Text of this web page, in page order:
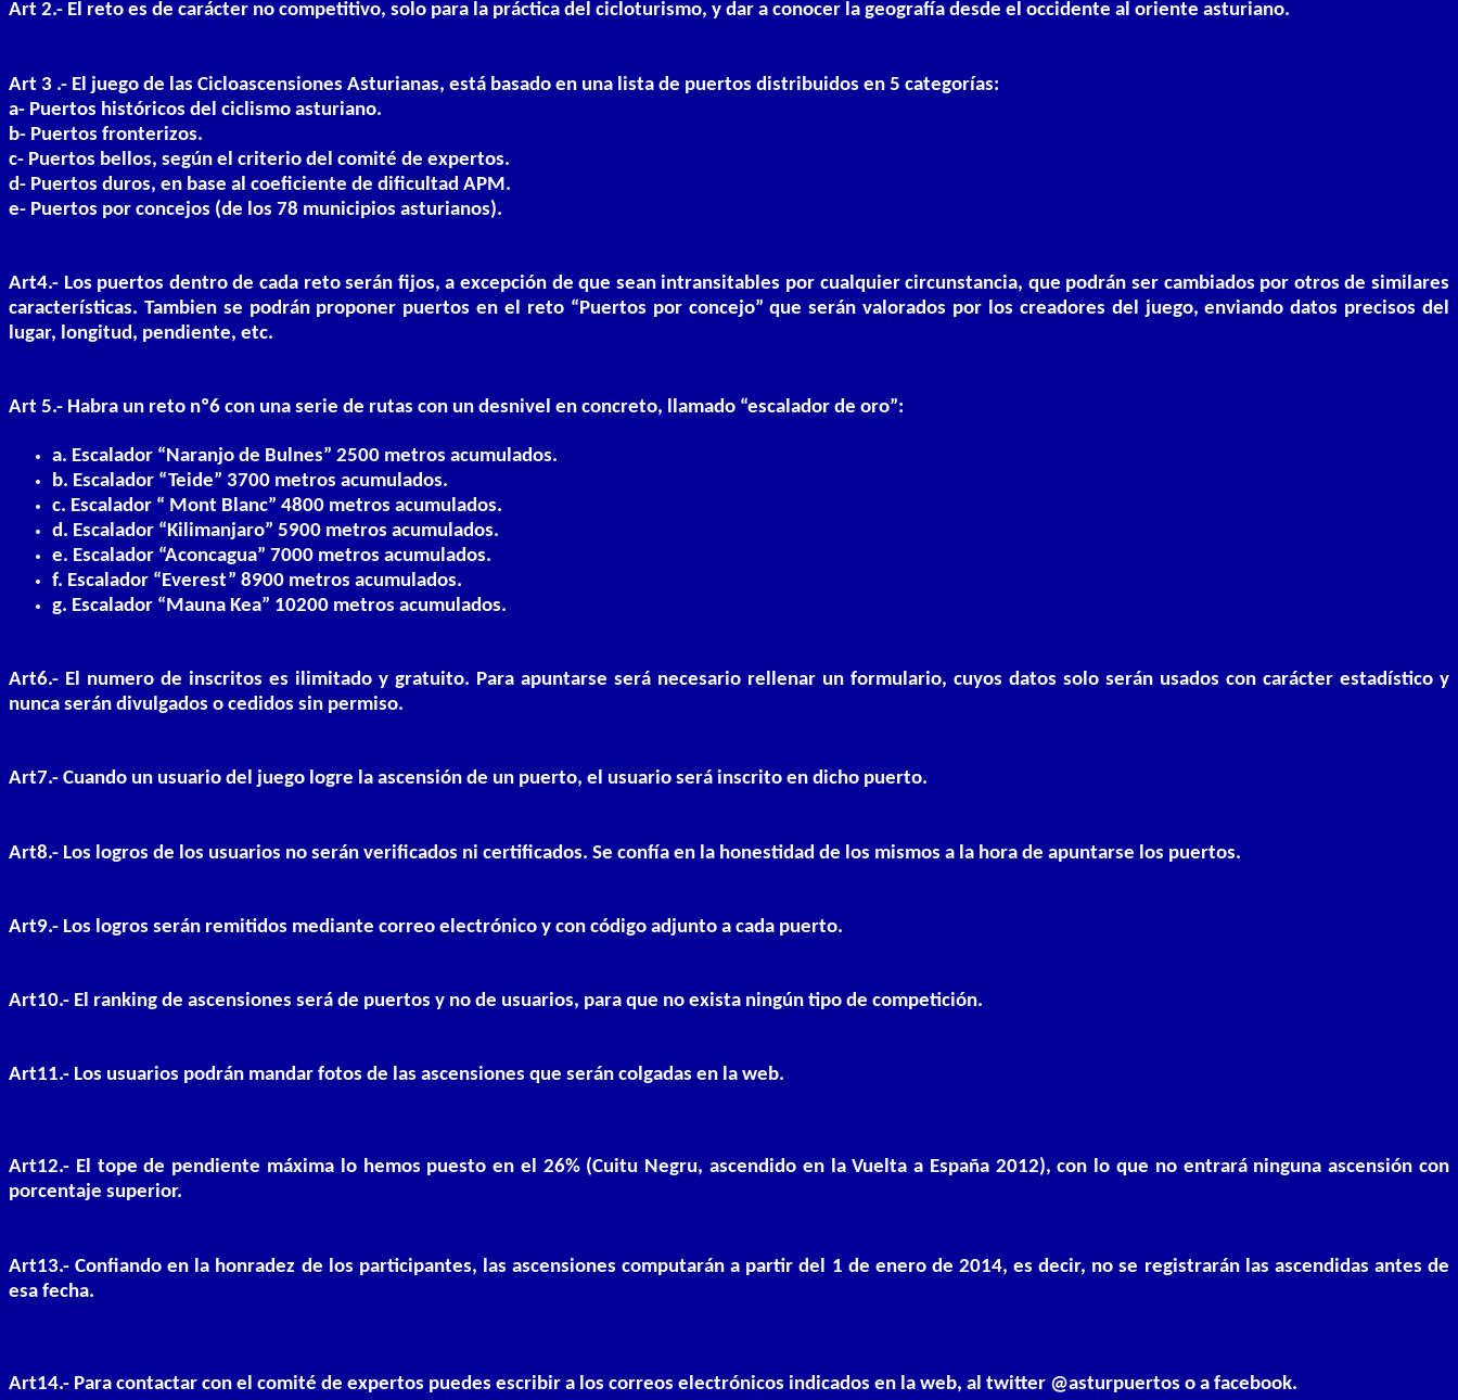
Art 2.- El reto es de carácter no competitivo, solo para la práctica del cicloturismo, y dar a conocer la geografía desde el occidente al oriente asturiano.
Art 3 .- El juego de las Cicloascensiones Asturianas, está basado en una lista de puertos distribuidos en 5 categorías:
a- Puertos históricos del ciclismo asturiano.
b- Puertos fronterizos.
c- Puertos bellos, según el criterio del comité de expertos.
d- Puertos duros, en base al coeficiente de dificultad APM.
e- Puertos por concejos (de los 78 municipios asturianos).
Art4.- Los puertos dentro de cada reto serán fijos, a excepción de que sean intransitables por cualquier circunstancia, que podrán ser cambiados por otros de similares
características. Tambien se podrán proponer puertos en el reto “Puertos por concejo” que serán valorados por los creadores del juego, enviando datos precisos del
lugar, longitud, pendiente, etc.
Art 5.- Habra un reto nº6 con una serie de rutas con un desnivel en concreto, llamado “escalador de oro”:
a. Escalador “Naranjo de Bulnes” 2500 metros acumulados.
b. Escalador “Teide” 3700 metros acumulados.
c. Escalador “ Mont Blanc” 4800 metros acumulados.
d. Escalador “Kilimanjaro” 5900 metros acumulados.
e. Escalador “Aconcagua” 7000 metros acumulados.
f. Escalador “Everest” 8900 metros acumulados.
g. Escalador “Mauna Kea” 10200 metros acumulados.
Art6.- El numero de inscritos es ilimitado y gratuito. Para apuntarse será necesario rellenar un formulario, cuyos datos solo serán usados con carácter estadístico y
nunca serán divulgados o cedidos sin permiso.
Art7.- Cuando un usuario del juego logre la ascensión de un puerto, el usuario será inscrito en dicho puerto.
Art8.- Los logros de los usuarios no serán verificados ni certificados. Se confía en la honestidad de los mismos a la hora de apuntarse los puertos.
Art9.- Los logros serán remitidos mediante correo electrónico y con código adjunto a cada puerto.
Art10.- El ranking de ascensiones será de puertos y no de usuarios, para que no exista ningún tipo de competición.
Art11.- Los usuarios podrán mandar fotos de las ascensiones que serán colgadas en la web.
Art12.- El tope de pendiente máxima lo hemos puesto en el 26% (Cuitu Negru, ascendido en la Vuelta a España 2012), con lo que no entrará ninguna ascensión con
porcentaje superior.
Art13.- Confiando en la honradez de los participantes, las ascensiones computarán a partir del 1 de enero de 2014, es decir, no se registrarán las ascendidas antes de
esa fecha.
Art14.- Para contactar con el comité de expertos puedes escribir a los correos electrónicos indicados en la web, al twitter @asturpuertos o a facebook.